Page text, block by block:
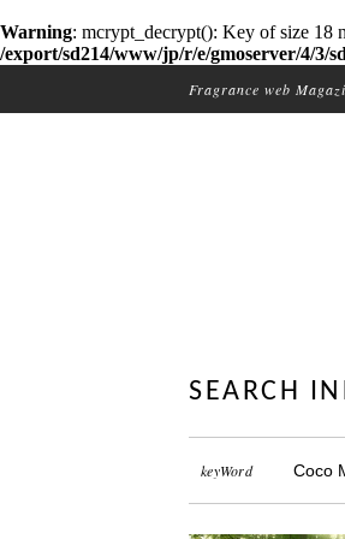
Warning: mcrypt_decrypt(): Key of size 18
/export/sd214/www/jp/r/e/gmoserver/4/3/
Fragrance web
SEARCH
keyWord Coco